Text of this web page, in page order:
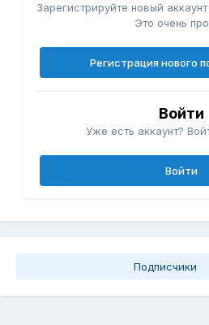
Зарегистрируйте новый
Это очень
Регистрация нового
Войти
Уже есть аккаунт?
Войти
Подписчики